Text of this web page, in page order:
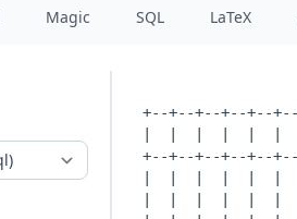
Magic SQL LaTeX